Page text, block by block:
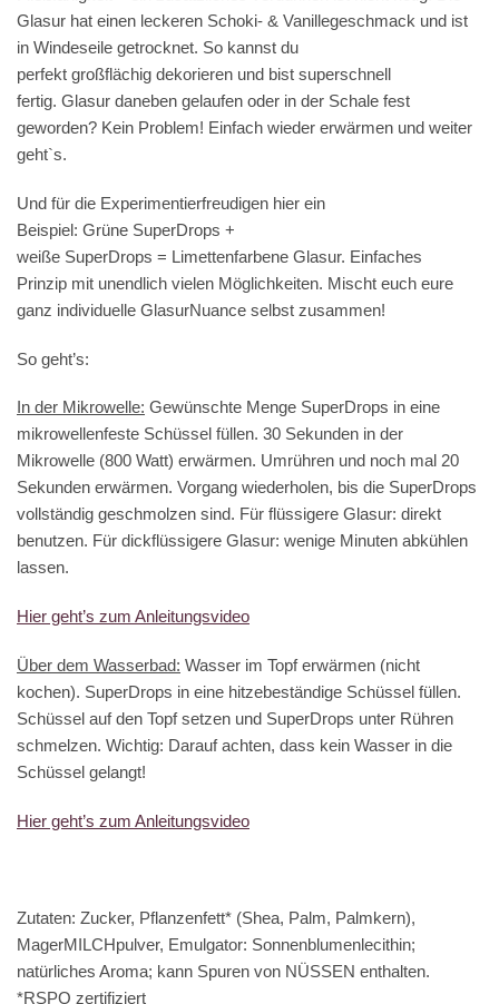
Glasur hat einen leckeren Schoki- & Vanillegeschmack und ist
in Windeseile getrocknet. So kannst du
perfekt großflächig dekorieren und bist superschnell
fertig. Glasur daneben gelaufen oder in der Schale fest
geworden? Kein Problem! Einfach wieder erwärmen und weiter
geht`s.
Und für die Experimentierfreudigen hier ein
Beispiel: Grüne SuperDrops +
weiße SuperDrops = Limettenfarbene Glasur. Einfaches
Prinzip mit unendlich vielen Möglichkeiten. Mischt euch eure
ganz individuelle GlasurNuance selbst zusammen!
So geht’s:
In der Mikrowelle: Gewünschte Menge SuperDrops in eine
mikrowellenfeste Schüssel füllen. 30 Sekunden in der
Mikrowelle (800 Watt) erwärmen. Umrühren und noch mal 20
Sekunden erwärmen. Vorgang wiederholen, bis die SuperDrops
vollständig geschmolzen sind. Für flüssigere Glasur: direkt
benutzen. Für dickflüssigere Glasur: wenige Minuten abkühlen
lassen.
Hier geht’s zum Anleitungsvideo
Über dem Wasserbad: Wasser im Topf erwärmen (nicht
kochen). SuperDrops in eine hitzebeständige Schüssel füllen.
Schüssel auf den Topf setzen und SuperDrops unter Rühren
schmelzen. Wichtig: Darauf achten, dass kein Wasser in die
Schüssel gelangt!
Hier geht’s zum Anleitungsvideo
Zutaten: Zucker, Pflanzenfett* (Shea, Palm, Palmkern),
MagerMILCHpulver, Emulgator: Sonnenblumenlecithin;
natürliches Aroma; kann Spuren von NÜSSEN enthalten.
*RSPO zertifiziert